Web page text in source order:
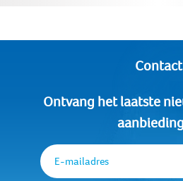
Contact
Ontvang het laatste
E-mailadres